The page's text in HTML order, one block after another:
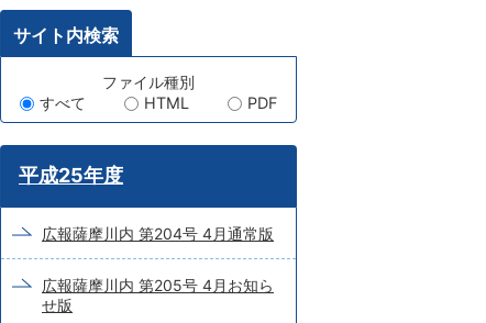
サイト内検索
ー
ワ
ー
ド
検
索
ファイル種別
すべて
HTML PDF
平成25年度
広報薩摩川内 第204号 4月通常版
広報薩摩川内 第205号 4月お知ら
せ版